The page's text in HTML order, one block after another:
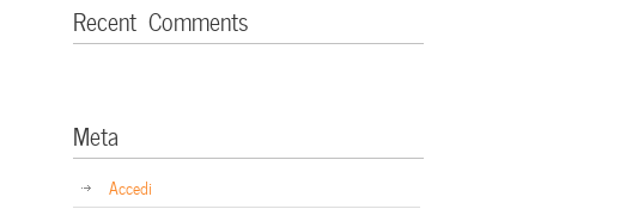
Recent Comments
Meta
Accedi